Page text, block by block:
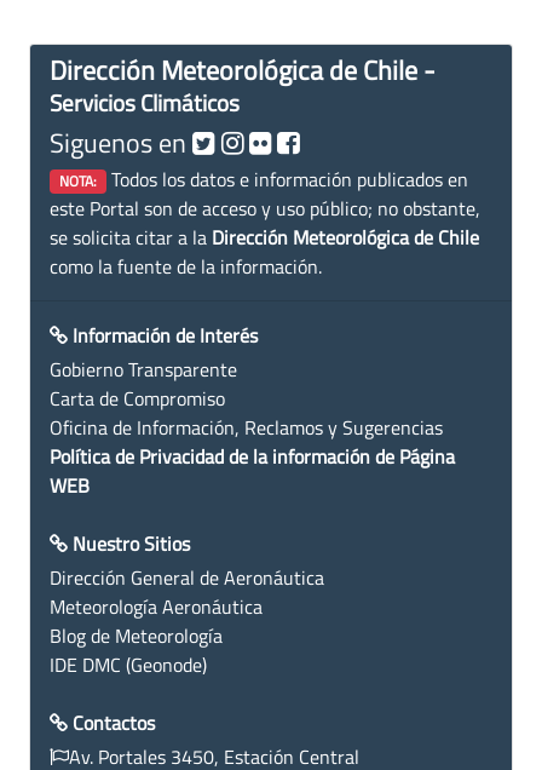
Dirección Meteorológica de Chile -
Servicios Climáticos
Siguenos en
NOTA: Todos los datos e información publicados en
este Portal son de acceso y uso público; no obstante,
se solicita citar a la Dirección Meteorológica de Chile
como la fuente de la información.
Información de Interés
Gobierno Transparente
Carta de Compromiso
Oficina de Información, Reclamos y Sugerencias
Política de Privacidad de la información de Página
WEB
Nuestro Sitios
Dirección General de Aeronáutica
Meteorología Aeronáutica
Blog de Meteorología
IDE DMC (Geonode)
Contactos
Av. Portales 3450, Estación Central